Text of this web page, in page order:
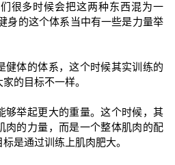
很多时候会把这两种东西混为一
身的这个体系当中有一些是力量举
健体的体系，这个时候其实训练的
的目标不一样。
够举起更大的重量。这个时候，其
肉的力量，而是一个整体肌肉的配
是通过训练上肌肉肥大。